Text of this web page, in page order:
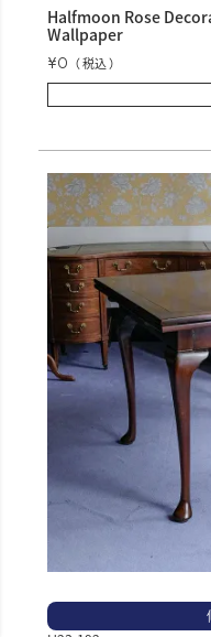
Halfmoon Rose
Wallpaper
¥0 税込